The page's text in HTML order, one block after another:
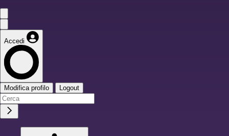
Accedi
Modifica profilo Logout